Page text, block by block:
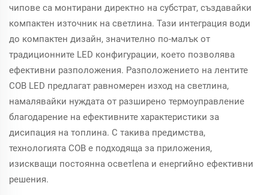
чипове са монтирани директно на субстрат, създавайки
компактен източник на светлина. Тази интеграция води
до компактен дизайн, значително по-малък от
традиционните LED конфигурации, което позволява
ефективни разположения. Разположението на лентите
COB LED предлагат равномерен изход на светлина,
намалявайки нуждата от разширено термоуправление
благодарение на ефективните характеристики за
дисипация на топлина. С такива предимства,
технологията COB е подходяща за приложения,
изискващи постоянна осветlena и енергийно ефективни
решения.